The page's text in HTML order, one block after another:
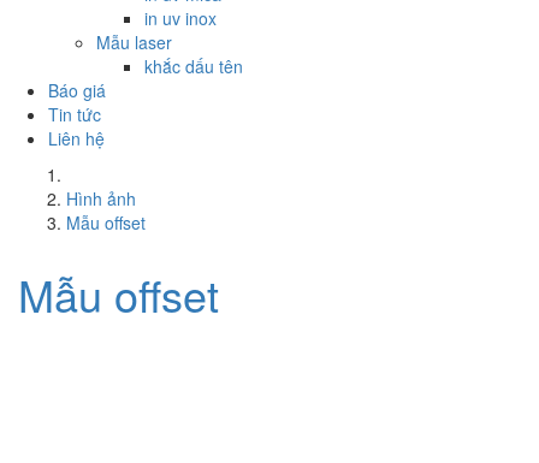
in uv inox
Mẫu laser
khắc dấu tên
Báo giá
Tin tức
Liên hệ
Hình ảnh
Mẫu offset
Mẫu offset